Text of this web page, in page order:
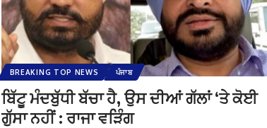
BREAKING TOP NEWS ਪੰਜਾਬ
ਬਿੱਟੂ ਮੰਦਬੁੱਧੀ ਬੱਚਾ ਹੈ, ਉਸ ਦੀਆਂ ਗੱਲਾਂ ‘ਤੇ ਕੋਈ
ਗੁੱਸਾ ਨਹੀਂ : ਰਾਜਾ ਵੜਿੰਗ